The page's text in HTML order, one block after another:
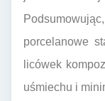
porcelanowe
licówek
uśmiechu i